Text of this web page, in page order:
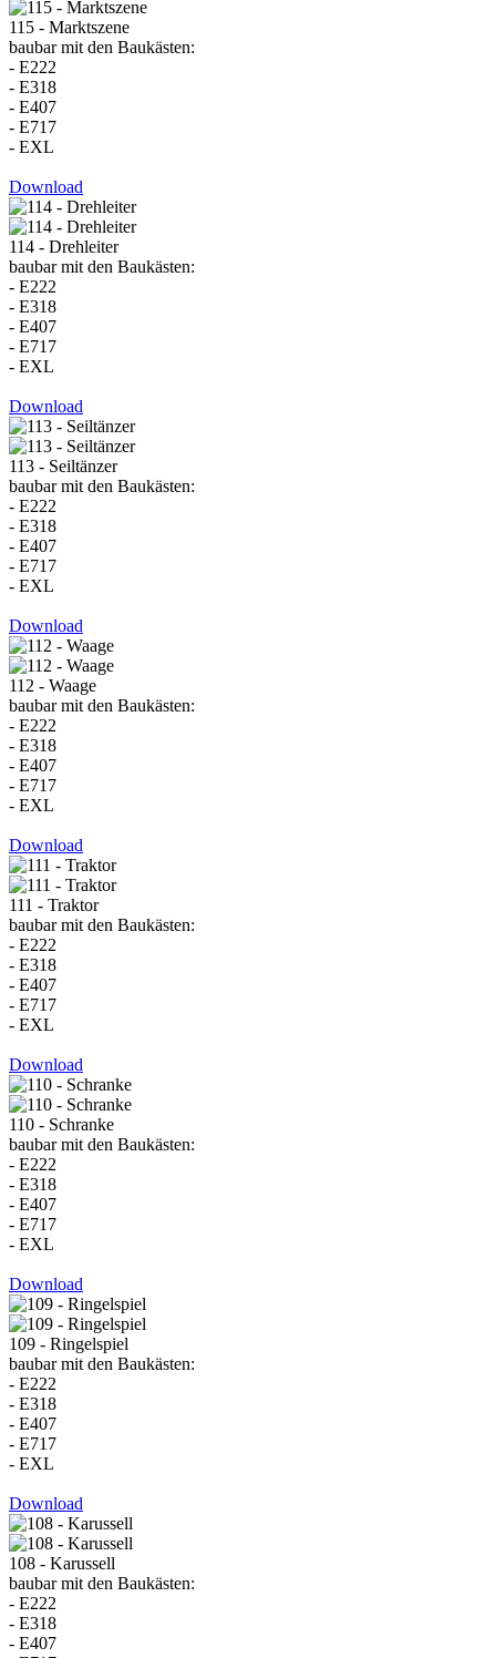
115 - Marktszene
baubar mit den Baukästen:
- E222
- E318
- E407
- E717
- EXL
Download
114 - Drehleiter
baubar mit den Baukästen:
- E222
- E318
- E407
- E717
- EXL
Download
113 - Seiltänzer
baubar mit den Baukästen:
- E222
- E318
- E407
- E717
- EXL
Download
112 - Waage
baubar mit den Baukästen:
- E222
- E318
- E407
- E717
- EXL
Download
111 - Traktor
baubar mit den Baukästen:
- E222
- E318
- E407
- E717
- EXL
Download
110 - Schranke
baubar mit den Baukästen:
- E222
- E318
- E407
- E717
- EXL
Download
109 - Ringelspiel
baubar mit den Baukästen:
- E222
- E318
- E407
- E717
- EXL
Download
108 - Karussell
baubar mit den Baukästen:
- E222
- E318
- E407